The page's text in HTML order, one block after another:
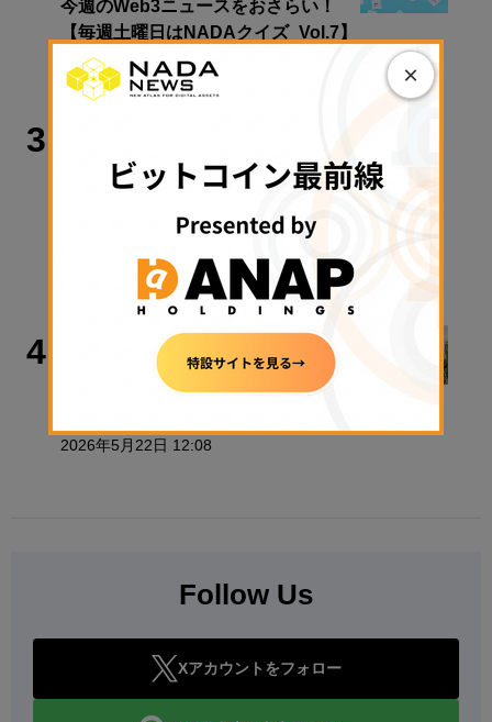
今週のWeb3ニュースをおさらい！
【毎週土曜日はNADAクイズ_Vol.7】
2026年8月8日 08:00
3
暗号資産20％分離課税は2028年1月か
ら──井林たつのり議員が語る「日本
版ビットコインETF」と税制改正の先
2026年8月8日 06:00
4
ゴミ処理場に眠る1000億円──ビット
2026年5月22日 12:08
Follow Us
Xアカウントをフォロー
×